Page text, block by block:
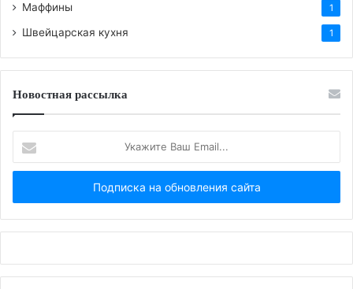
Маффины 1
Швейцарская кухня 1
Новостная рассылка
Ваш
Email...